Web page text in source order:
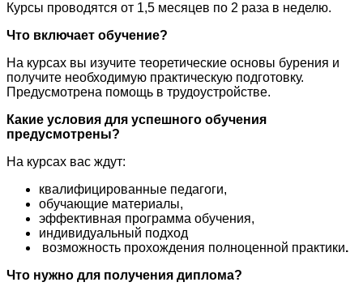
Курсы проводятся от 1,5 месяцев по 2 раза в неделю.
Что включает обучение?
На курсах вы изучите теоретические основы бурения и
получите необходимую практическую подготовку.
Предусмотрена помощь в трудоустройстве.
Какие условия для успешного обучения
предусмотрены?
На курсах вас ждут:
квалифицированные педагоги,
обучающие материалы,
эффективная программа обучения,
индивидуальный подход
возможность прохождения полноценной практики.
Что нужно для получения диплома?